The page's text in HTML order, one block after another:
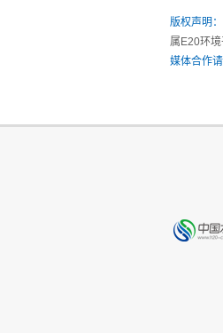
版权声明：
属E20环境
媒体合作